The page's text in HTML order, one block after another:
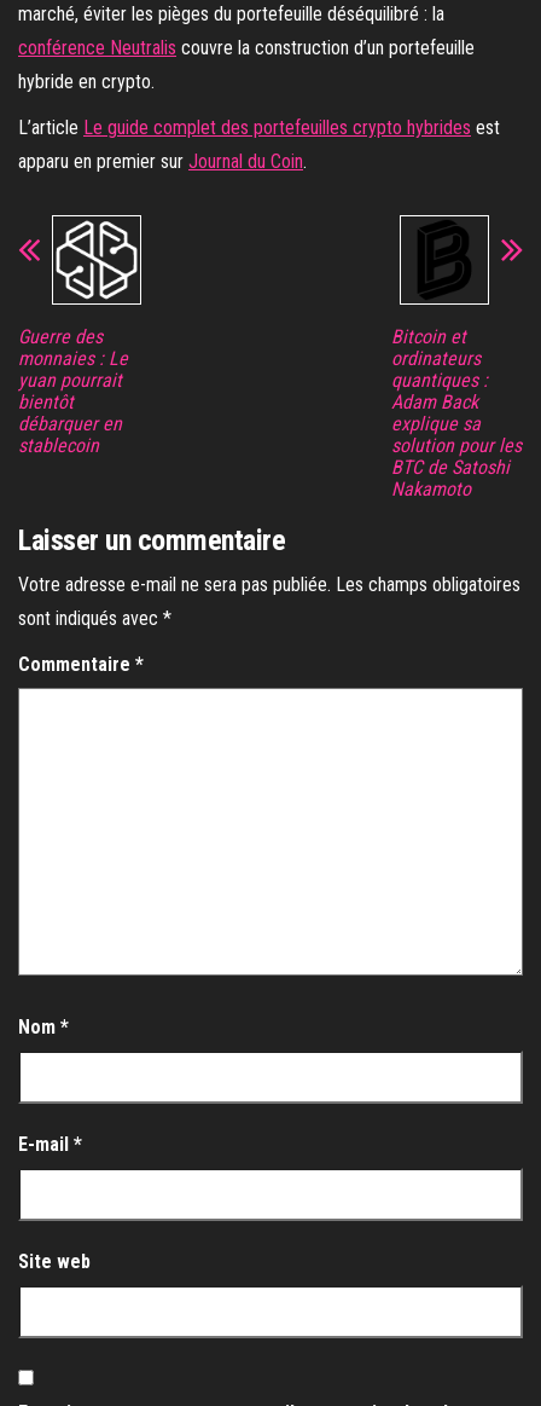
marché, éviter les pièges du portefeuille déséquilibré : la
conférence Neutralis couvre la construction d’un portefeuille
hybride en crypto.
L’article Le guide complet des portefeuilles crypto hybrides est
apparu en premier sur Journal du Coin.
Guerre des
monnaies : Le
yuan pourrait
bientôt
débarquer en
stablecoin
Bitcoin et
ordinateurs
quantiques :
Adam Back
explique sa
solution pour les
BTC de Satoshi
Nakamoto
Laisser un commentaire
Votre adresse e-mail ne sera pas publiée. Les champs obligatoires
sont indiqués avec *
Commentaire *
Nom *
E-mail *
Site web